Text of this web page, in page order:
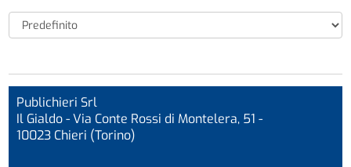
Publichieri Srl
Il Gialdo - Via Conte Rossi di Montelera, 51 -
10023 Chieri (Torino)